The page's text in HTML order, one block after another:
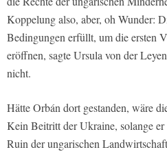
Koppelung also, aber, oh Wunder:
Bedingungen erfüllt, um die ersten
eröffnen, sagte Ursula von der
nicht.
Hätte Orbán dort gestanden, wäre
Kein Beitritt der Ukraine, solange
Ruin der ungarischen